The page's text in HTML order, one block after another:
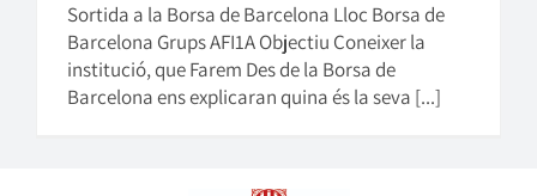
Sortida a la Borsa de Barcelona Lloc Borsa de
Barcelona Grups AFI1A Objectiu Coneixer la
institució, que Farem Des de la Borsa de
Barcelona ens explicaran quina és la seva [...]